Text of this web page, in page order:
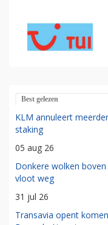
Best gelezen
KLM annuleert
staking
05 aug 26
Donkere wolken
vloot weg
31 jul 26
Transavia opent